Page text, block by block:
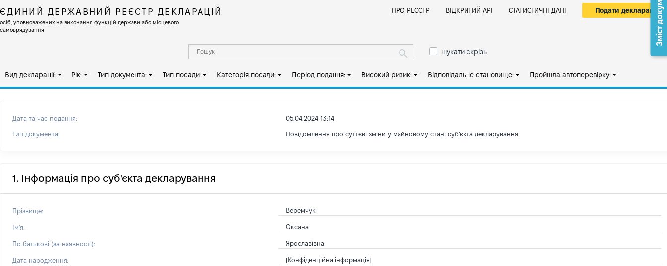
ЄДИНИЙ ДЕРЖАВНИЙ РЕЄСТР ДЕКЛАРАЦІЙ
осіб, уповноважених на виконання функцій держави або місцевого
самоврядування
ПРО РЕЄСТР ВІДКРИТИЙ АРІ СТАТИСТИЧНІ ДАНІ Подати декларацію
шукати скрізь
Вид декларації: Рік: Тип документа: Тип посади: Категорія посади: Період подання: Високий ризик: Відповідальне становище: Пройшла автоперевірку:
Дата та час подання: 05.04.2024 13:14
Тип документа: Повідомлення про суттєві зміни у майновому стані субʼєкта декларування
1. Інформація про суб'єкта декларування
Прізвище: Веремчук
Ім'я: Оксана
По батькові (за наявності): Ярославівна
Дата народження: [Конфіденційна інформація]
Зміст документа